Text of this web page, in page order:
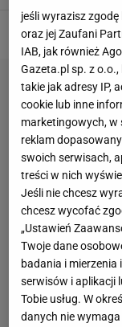
jeśli wyrazisz zgodę
oraz jej Zaufani
IAB, jak również
Gazeta.pl sp. z
takie jak adresy IP,
cookie lub inne
marketingowych, w
reklam
swoich serwisach,
treści w nich
Jeśli nie chcesz
chcesz wycofać
„Ustawień
Twoje dane
badania i
serwisów i aplikacji
Tobie usług. W
danych nie